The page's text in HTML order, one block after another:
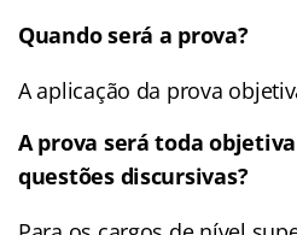
Quando será a prova?
A aplicação da prova
A prova será toda
questões discursivas?